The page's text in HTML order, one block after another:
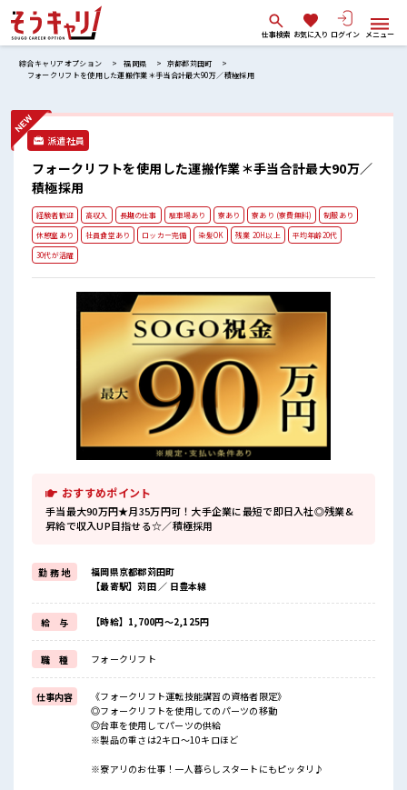
仕事検索 お気に入り ログイン メニュー
綜合キャリアオプション 福岡県
京都郡苅田町
フォークリフトを使用した運搬作業＊手当合計最大90万／積極採用
派遣社員
フォークリフトを使用した運搬作業＊手当合計最大90万／
積極採用
経験者歓迎 高収入 長期の仕事 駐車場あり 寮あり 寮あり (寮費無料)
制服あり
休憩室あり
社員食堂あり ロッカー完備 染髪OK 残業 20H以上
平均年齢20代
30代が活躍
おすすめポイント
手当最大90万円★月35万円可！大手企業に最短で即日入社◎残業&
昇給で収入UP目指せる☆／積極採用
勤 務 地
福岡県京都郡苅田町
【最寄駅】苅田 ／ 日豊本線
給 与 【時給】1,700円～2,125円
職 種 フォークリフト
仕事内容
《フォークリフト運転技能講習の資格者限定》
◎フォークリフトを使用してのパーツの移動
◎台車を使用してパーツの供給
※製品の重さは2キロ～10キロほど
※寮アリのお仕事！一人暮らしスタートにもピッタリ♪